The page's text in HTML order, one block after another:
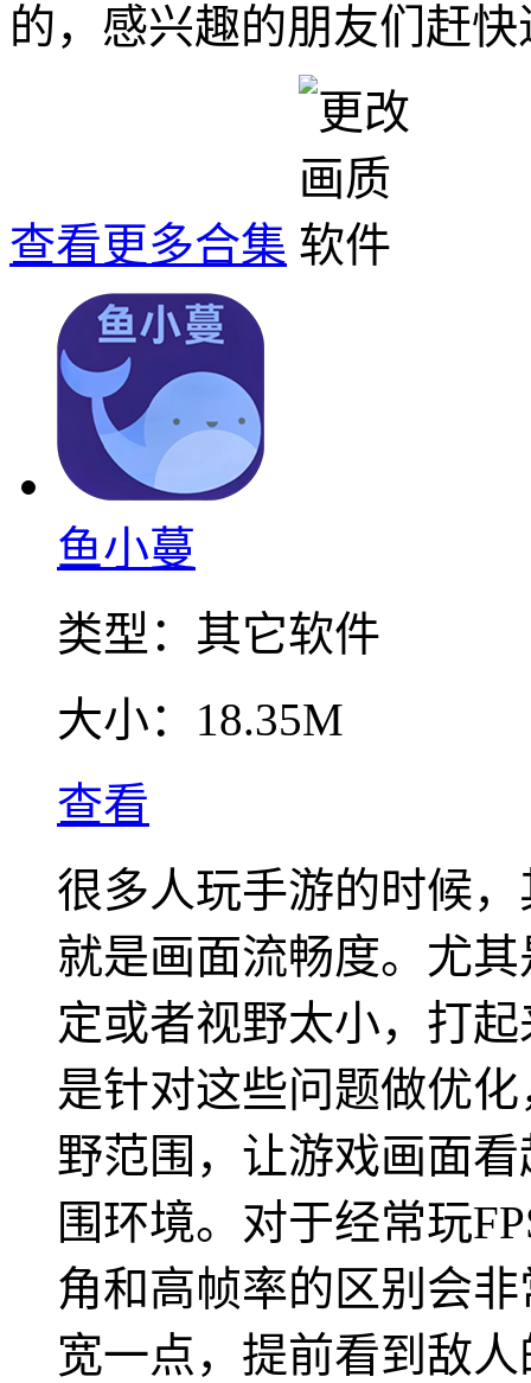
的，感兴趣的朋友们赶
查看更多合集
鱼小蔓
类型： 其它软件
大小： 18.35M
查看
很多人玩手游的时候
就是画面流畅度。尤
定或者视野太小，打
是针对这些问题做优
野范围，让游戏画面
围环境。对于经常玩
角和高帧率的区别会
宽一点，提前看到敌